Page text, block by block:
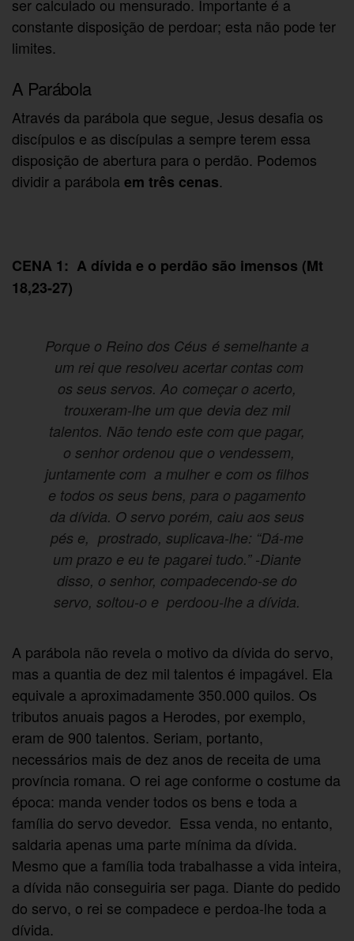
ser calculado ou mensurado. Importante é a
constante disposição de perdoar; esta não pode ter
limites.
A Parábola
Através da parábola que segue, Jesus desafia os
discípulos e as discípulas a sempre terem essa
disposição de abertura para o perdão. Podemos
dividir a parábolaem três cenas.
CENA 1: A dívida e o perdão são imensos (Mt
18,23-27)
Porque o Reino dos Céus é semelhante a
um rei que resolveu acertar contas com
os seus servos. Ao começar o acerto,
trouxeram-lhe um que devia dez mil
talentos. Não tendo este com que pagar,
o senhor ordenou que o vendessem,
juntamente com a mulher e com os filhos
e todos os seus bens, para o pagamento
da dívida. O servo porém, caiu aos seus
pés e, prostrado, suplicava-lhe: “Dá-me
um prazo e eu te pagarei tudo.” -Diante
disso, o senhor, compadecendo-se do
servo, soltou-o e perdoou-lhe a dívida.
A parábola não revela o motivo da dívida do servo,
mas a quantia de dez mil talentos é impagável. Ela
equivale a aproximadamente 350.000 quilos. Os
tributos anuais pagos a Herodes, por exemplo,
eram de 900 talentos. Seriam, portanto,
necessários mais de dez anos de receita de uma
província romana. O rei age conforme o costume da
época: manda vender todos os bens e toda a
família do servo devedor. Essa venda, no entanto,
saldaria apenas uma parte mínima da dívida.
Mesmo que a família toda trabalhasse a vida inteira,
a dívida não conseguiria ser paga. Diante do pedido
do servo, o rei se compadece e perdoa-lhe toda a
dívida.